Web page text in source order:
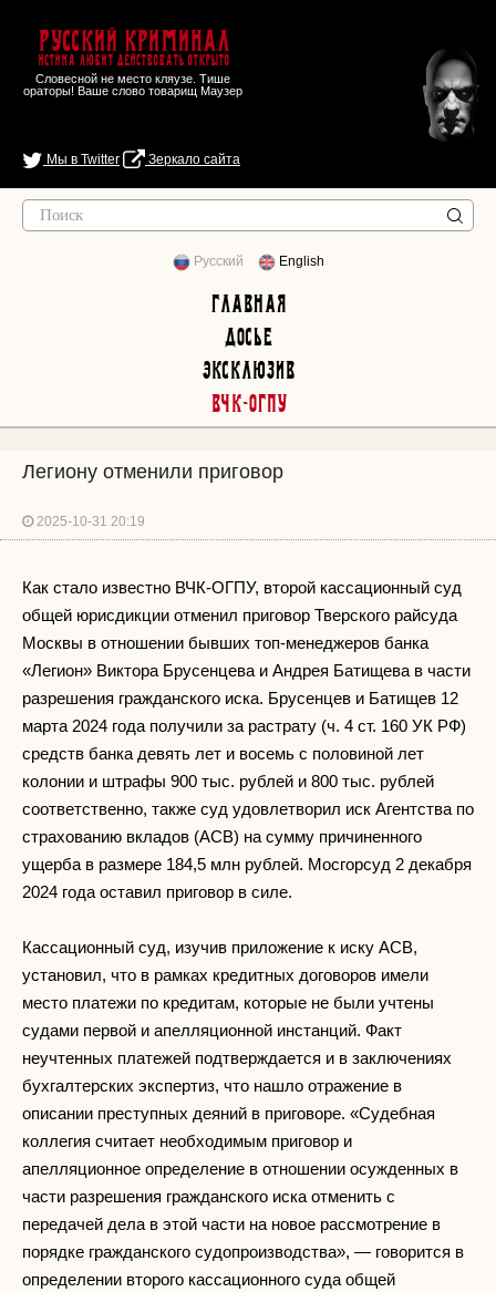
Русский Криминал
Истина любит действовать открыто
Словесной не место кляузе. Тише
ораторы! Ваше слово товарищ Маузер
Мы в Twitter Зеркало сайта
Русский English
Главная
Досье
Эксклюзив
ВЧК-ОГПУ
Легиону отменили приговор
2025-10-31 20:19
Как стало известно ВЧК-ОГПУ, второй кассационный суд
общей юрисдикции отменил приговор Тверского райсуда
Москвы в отношении бывших топ-менеджеров банка
«Легион» Виктора Брусенцева и Андрея Батищева в части
разрешения гражданского иска. Брусенцев и Батищев 12
марта 2024 года получили за растрату (ч. 4 ст. 160 УК РФ)
средств банка девять лет и восемь с половиной лет
колонии и штрафы 900 тыс. рублей и 800 тыс. рублей
соответственно, также суд удовлетворил иск Агентства по
страхованию вкладов (АСВ) на сумму причиненного
ущерба в размере 184,5 млн рублей. Мосгорсуд 2 декабря
2024 года оставил приговор в силе.
Кассационный суд, изучив приложение к иску АСВ,
установил, что в рамках кредитных договоров имели
место платежи по кредитам, которые не были учтены
судами первой и апелляционной инстанций. Факт
неучтенных платежей подтверждается и в заключениях
бухгалтерских экспертиз, что нашло отражение в
описании преступных деяний в приговоре. «Судебная
коллегия считает необходимым приговор и
апелляционное определение в отношении осужденных в
части разрешения гражданского иска отменить с
передачей дела в этой части на новое рассмотрение в
порядке гражданского судопроизводства», — говорится в
определении второго кассационного суда общей